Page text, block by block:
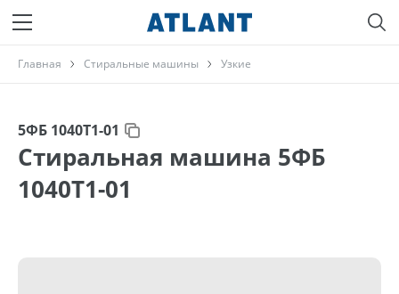
Главная Стиральные машины Узкие
5ФБ 1040Т1-01
Стиральная машина 5ФБ
1040Т1-01